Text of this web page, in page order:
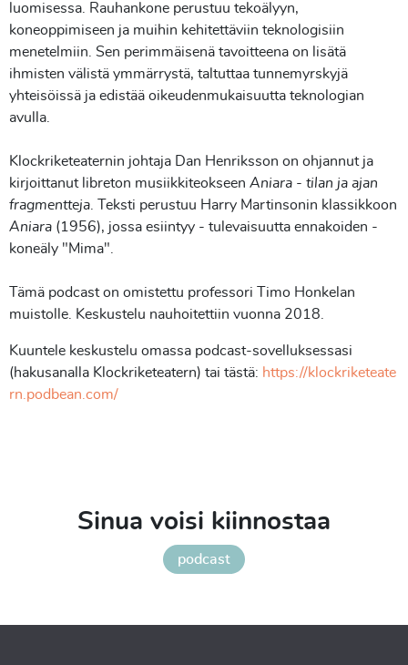
luomisessa. Rauhankone perustuu tekoälyyn,
koneoppimiseen ja muihin kehitettäviin teknologisiin
menetelmiin. Sen perimmäisenä tavoitteena on lisätä
ihmisten välistä ymmärrystä, taltuttaa tunnemyrskyjä
yhteisöissä ja edistää oikeudenmukaisuutta teknologian
avulla.
Klockriketeaternin johtaja Dan Henriksson on ohjannut ja
kirjoittanut libreton musiikkiteokseen Aniara - tilan ja ajan
fragmentteja . Teksti perustuu Harry Martinsonin klassikkoon
Aniara (1956), jossa esiintyy - tulevaisuutta ennakoiden -
koneäly "Mima".
Tämä podcast on omistettu professori Timo Honkelan
muistolle. Keskustelu nauhoitettiin vuonna 2018.
Kuuntele keskustelu omassa podcast-sovelluksessasi
(hakusanalla Klockriketeatern) tai tästä: https://klockriketeate
rn.podbean.com/
Sinua voisi kiinnostaa
podcast